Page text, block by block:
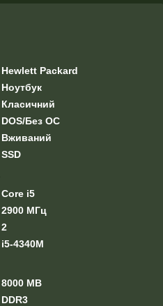
Hewlett Packard
Ноутбук
Класичний
DOS/Без ОС
Вживаний
SSD
Core i5
2900 МГц
2
i5-4340M
8000 MB
DDR3